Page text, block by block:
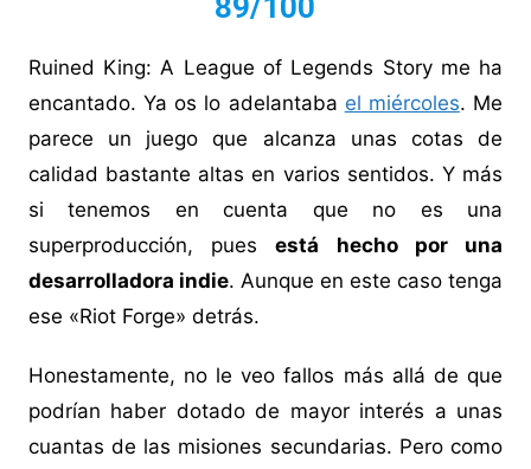
89/100
Ruined King: A League of Legends Story me ha
encantado. Ya os lo adelantaba el miércoles. Me
parece un juego que alcanza unas cotas de
calidad bastante altas en varios sentidos. Y más
si tenemos en cuenta que no es una
superproducción, puesestá hecho por una
desarrolladora indie. Aunque en este caso tenga
ese «Riot Forge» detrás.
Honestamente, no le veo fallos más allá de que
podrían haber dotado de mayor interés a unas
cuantas de las misiones secundarias. Pero como